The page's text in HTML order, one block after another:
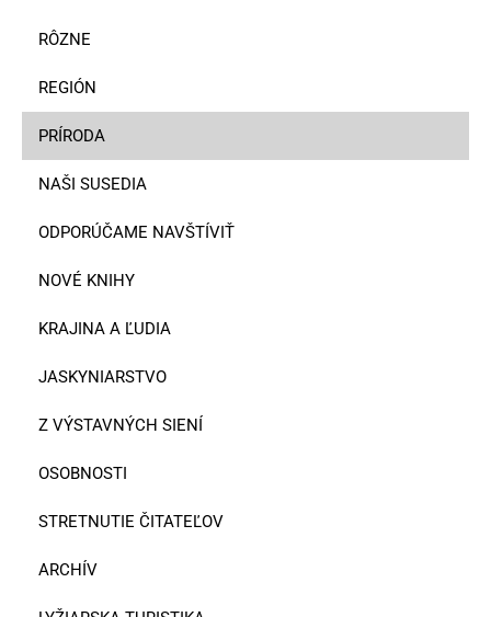
RÔZNE
REGIÓN
PRÍRODA
NAŠI SUSEDIA
ODPORÚČAME NAVŠTÍVIŤ
NOVÉ KNIHY
KRAJINA A ĽUDIA
JASKYNIARSTVO
Z VÝSTAVNÝCH SIENÍ
OSOBNOSTI
STRETNUTIE ČITATEĽOV
ARCHÍV